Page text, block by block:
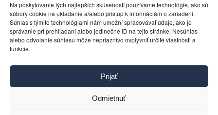
Na poskytovanie tých najlepších skúseností používame technológie, ako sú
súbory cookie na ukladanie a/alebo prístup k informáciám o zariadení.
Súhlas s týmito technológiami nám umožní spracovávať údaje, ako je
správanie pri prehliadaní alebo jedinečné ID na tejto stránke. Nesúhlas
alebo odvolanie súhlasu môže nepriaznivo ovplyvniť určité vlastnosti a
funkcie.
Prijať
Odmietnuť
Rôzne 12. marca 2013
Kontakt
Pravidlá používania